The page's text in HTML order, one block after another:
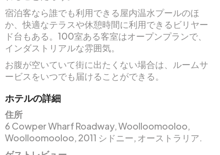
宿泊客なら誰でも利用できる屋内温水プールのほ
か、快適なテラスや休憩時間に利用できるビリヤー
ド台もある。100室ある客室はオープンプランで、
インダストリアルな雰囲気。
お腹が空いていて街に出たくない場合は、ルームサ
ービスをいつでも届けることができる。
ホテルの詳細
住所
6 Cowper Wharf Roadway, Woolloomooloo,
Woolloomooloo, 2011 シドニー, オーストラリア.